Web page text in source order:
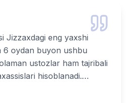
Jizzaxdagi eng yaxshi
6 oydan buyon ushbu
ustozlar ham tajribali
hisoblanadi.